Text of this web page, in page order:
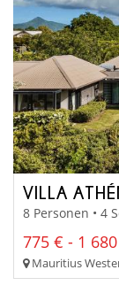
VILLA
8 Personen • 4
775 € - 1
Mauritius